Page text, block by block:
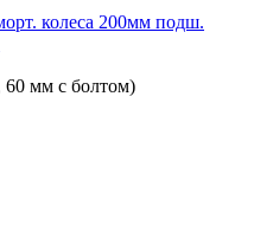
колеса 200мм подш.
60 мм с болтом)